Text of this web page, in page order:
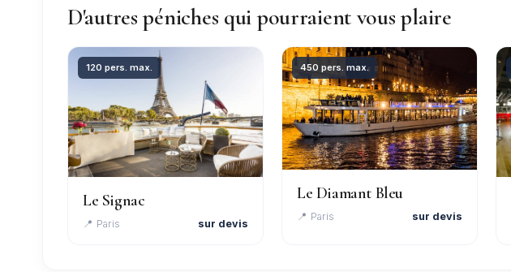
D'autres péniches qui pourraient vous plaire
120 pers. max.
Le Signac
📍 Paris sur devis
450 pers. max.
Le Diamant Bleu
📍 Paris sur devis